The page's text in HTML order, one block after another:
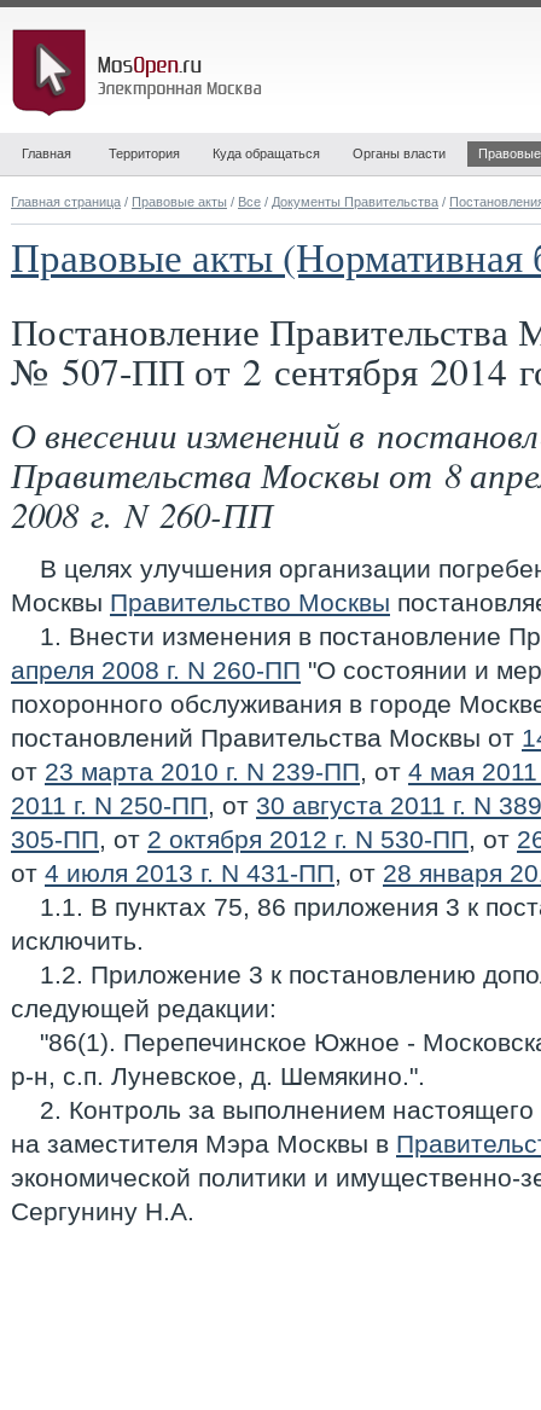
Главная Территория Куда обращаться Органы власти
Главная страница / Правовые акты / Все / Документы Правительства /
Правовые акты (Нормативная
Постановление Правительства
№ 507-ПП от 2 сентября 2014
О внесении изменений в
Правительства Москвы от 8
2008 г. N 260-ПП
В целях улучшения организации
Москвы Правительство Москвы
1. Внести изменения в постановление
апреля 2008 г. N 260-ПП "О состоянии и
похоронного обслуживания в городе
постановлений Правительства Москвы от
от 23 марта 2010 г. N 239-ПП, от 4 мая
2011 г. N 250-ПП, от 30 августа 2011 г. N
305-ПП, от 2 октября 2012 г. N 530-ПП, от
от 4 июля 2013 г. N 431-ПП, от 28 января
1.1. В пунктах 75, 86 приложения 3 к
исключить.
1.2. Приложение 3 к постановлению
следующей редакции:
"86(1). Перепечинское Южное -
р-н, с.п. Луневское, д. Шемякино.".
2. Контроль за выполнением
на заместителя Мэра Москвы в
экономической политики и имущественно-
Сергунину Н.А.